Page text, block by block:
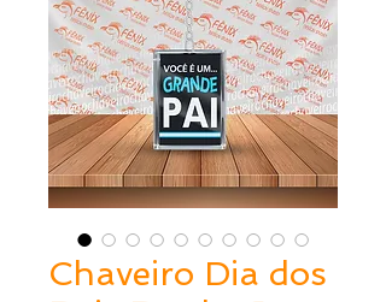
Chaveiro Dia dos